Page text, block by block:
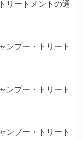
リートメントの通
ンプー・トリート
ンプー・トリート
ンプー・トリート